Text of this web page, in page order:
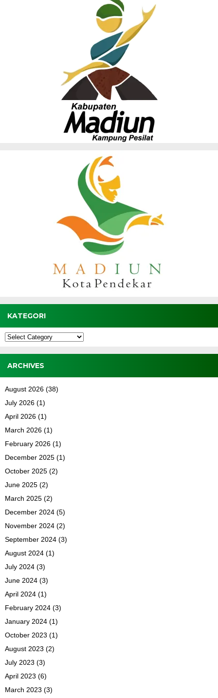
KATEGORI
Kategori
ARCHIVES
August 2026 (38)
July 2026 (1)
April 2026 (1)
March 2026 (1)
February 2026 (1)
December 2025 (1)
October 2025 (2)
June 2025 (2)
March 2025 (2)
December 2024 (5)
November 2024 (2)
September 2024 (3)
August 2024 (1)
July 2024 (3)
June 2024 (3)
April 2024 (1)
February 2024 (3)
January 2024 (1)
October 2023 (1)
August 2023 (2)
July 2023 (3)
April 2023 (6)
March 2023 (3)